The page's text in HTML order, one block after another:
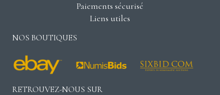
Paiements sécurisé
Liens utiles
NOS BOUTIQUES
RETROUVEZ-NOUS SUR